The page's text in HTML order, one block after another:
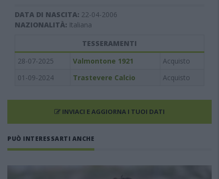
DATA DI NASCITA: 22-04-2006
NAZIONALITÀ: Italiana
TESSERAMENTI
28-07-2025
Valmontone 1921
Acquisto
01-09-2024
Trastevere Calcio Acquisto
INVIACI E AGGIORNA I TUOI DATI
PUÒ INTERESSARTI ANCHE